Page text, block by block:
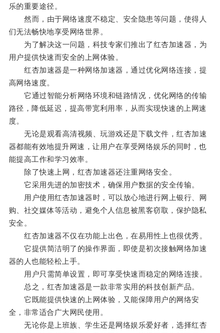
乐的重要途径。
然而，由于网络速度不稳定、安全隐患等问题，使得人
们无法畅快地享受网络世界。
为了解决这一问题，科技专家们推出了红杏加速器，为
用户提供快速而安全的上网体验。
红杏加速器是一种网络加速器，通过优化网络连接，提
高网络速度。
它通过智能分析网络环境和链路情况，优化网络的传输
路径，降低延迟，提高带宽利用率，从而实现快速的上网速
度。
无论是观看高清视频、玩游戏还是下载文件，红杏加速
器都能有效地提升网速，让用户在享受网络娱乐的同时，也
能提高工作和学习效率。
除了快速上网，红杏加速器还注重网络安全。
它采用先进的加密技术，确保用户数据的安全传输。
用户使用红杏加速器时，可以放心地进行网上银行、网
购、社交媒体等活动，避免个人信息被黑客窃取，保护隐私
安全。
红杏加速器不仅在功能上出色，在易用性上也很优秀。
它提供简洁明了的操作界面，即使是初次接触网络加速
器的人也能轻松上手。
用户只需简单设置，即可享受快速而稳定的网络连接。
总之，红杏加速器是一款非常实用的科技创新产品。
它既能提供快速的上网体验，又能保障用户的网络安
全，非常适合广大网民使用。
无论你是上班族、学生还是网络娱乐爱好者，选择红杏